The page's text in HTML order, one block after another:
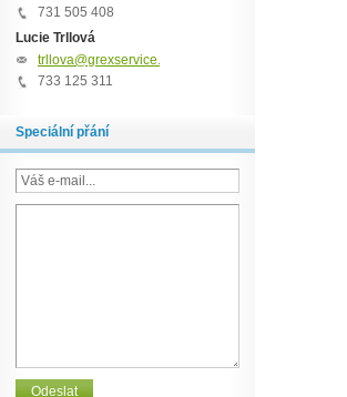
731 505 408
Lucie Trllová
trllova@grexservice.cz
733 125 311
Speciální přání